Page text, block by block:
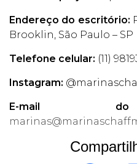
Endereço do escritório:
Brooklin, São Paulo – SP
Telefone celular: (11)
Instagram:
E-mail do